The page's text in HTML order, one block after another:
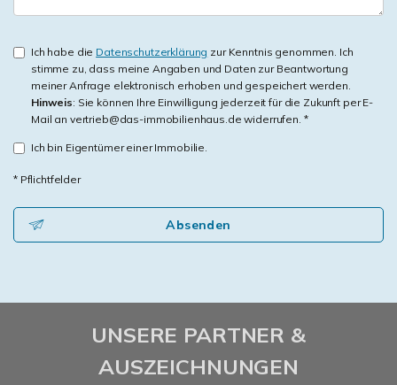
Ich habe die Datenschutzerklärung zur Kenntnis genommen. Ich
stimme zu, dass meine Angaben und Daten zur Beantwortung
meiner Anfrage elektronisch erhoben und gespeichert werden.
Hinweis: Sie können Ihre Einwilligung jederzeit für die Zukunft per E-
Mail an vertrieb@das-immobilienhaus.de widerrufen. *
Ich bin Eigentümer einer Immobilie.
* Pflichtfelder
Absenden
UNSERE PARTNER &
AUSZEICHNUNGEN